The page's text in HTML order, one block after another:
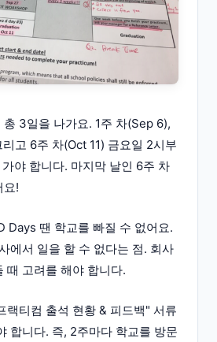
3일을 나가요. 1주 차(Sep 6),
고 6주 차(Oct 11) 금요일 2시부
야 합니다. 마지막 날인 6주 차
요!
Days 땐 학교를 빠질 수 없어요.
에서 일을 할 수 없다는 점. 회사
때 고려를 해야 합니다.
랙티컴 출석 현황 & 피드백" 서류
합니다. 즉, 2주마다 학교를 방문